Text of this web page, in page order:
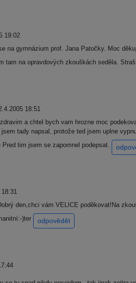
19:02
na gymnázium prof. Jana Patočky. Moc
tam na opravdových zkouškách seděla.
18:51
a chtel bych vam hrozne moc
tady napsal, protože ted jsem uplne
Pred tim jsem se zapomnel podepsat.
den,chci vám VELICE poděkovat!Na
)ter
odpovědět